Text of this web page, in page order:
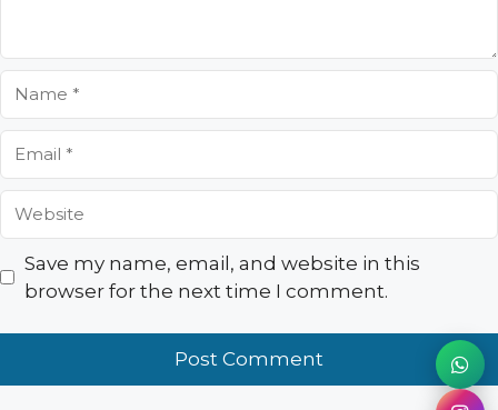
Save my name, email, and website in this
browser for the next time I comment.